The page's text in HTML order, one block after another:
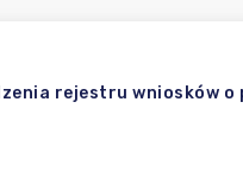
rejestru wniosków o